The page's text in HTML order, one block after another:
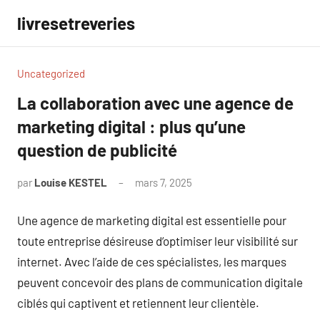
contenu
livresetreveries
Uncategorized
La collaboration avec une agence de
marketing digital : plus qu’une
question de publicité
par Louise KESTEL mars 7, 2025
Une agence de marketing digital est essentielle pour
toute entreprise désireuse d’optimiser leur visibilité sur
internet. Avec l’aide de ces spécialistes, les marques
peuvent concevoir des plans de communication digitale
ciblés qui captivent et retiennent leur clientèle.